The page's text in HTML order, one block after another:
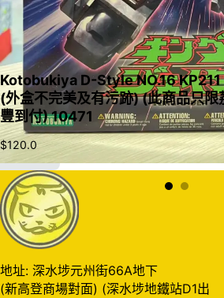
入購物車
Kotobukiya D-Style NO.16 KP211
(外盒不完美及有污跡) (此商品只限
豐到付) 10471
$120.0
地址: 深水埗元州街66A地下
(新高登商場對面) (深水埗地鐵站D1出